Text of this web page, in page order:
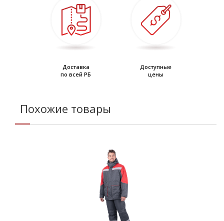
• накладные карманы
• удобный внутренний карман”
Доставка
по всей РБ
Доступные
цены
Похожие товары